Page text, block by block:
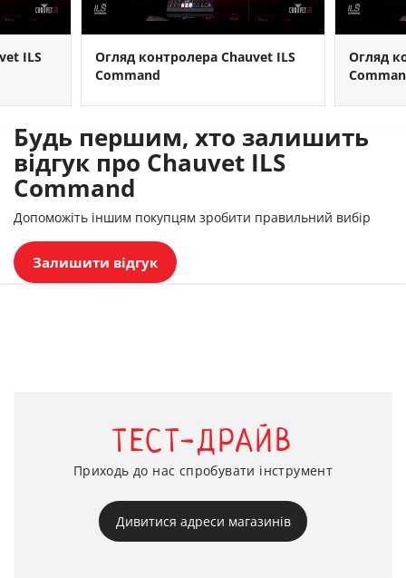
ILS
Огляд контролера Chauvet ILS
Command
Огляд
Будь першим, хто залишить
відгук про Chauvet ILS
Command
Допоможіть іншим покупцям зробити правильний вибір
Залишити відгук
ТЕСТ-ДРАЙВ
Приходь до нас спробувати інструмент
Дивитися адреси магазинів